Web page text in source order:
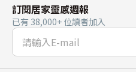
訂閱居家靈感週報
已有 38,000+ 位讀者加入